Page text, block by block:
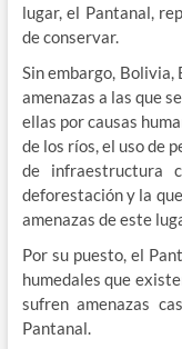
lugar, el Pantanal,
de conservar.
Sin embargo,
amenazas a las que
ellas por causas
de los ríos, el uso de
de infraestructura
deforestación y la
amenazas de este
Por su puesto, el
humedales que
sufren amenazas
Pantanal.